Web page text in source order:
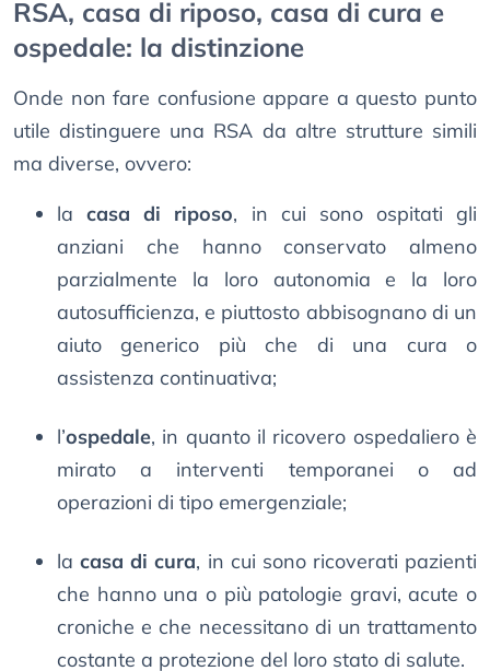
RSA, casa di riposo, casa di cura e
ospedale: la distinzione
Onde non fare confusione appare a questo punto
utile distinguere una RSA da altre strutture simili
ma diverse, ovvero:
lacasa di riposo, in cui sono ospitati gli
anziani che hanno conservato almeno
parzialmente la loro autonomia e la loro
autosufficienza, e piuttosto abbisognano di un
aiuto generico più che di una cura o
assistenza continuativa;
l’ospedale, in quanto il ricovero ospedaliero è
mirato a interventi temporanei o ad
operazioni di tipo emergenziale;
lacasa di cura, in cui sono ricoverati pazienti
che hanno una o più patologie gravi, acute o
croniche e che necessitano di un trattamento
costante a protezione del loro stato di salute.